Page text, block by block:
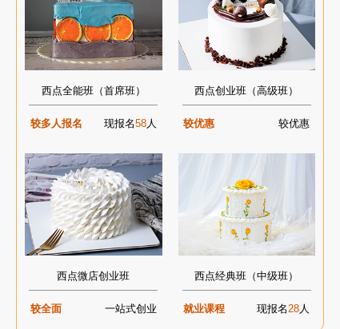
西点全能班（首席班）
较多人报名 现报名58人
西点创业班（高级班）
较优惠 较优惠
西点微店创业班
较全面 一站式创业
西点经典班（中级班）
就业课程 现报名28人